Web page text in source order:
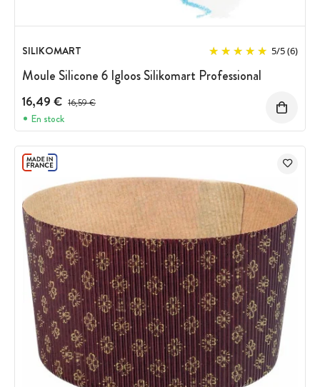
SILIKOMART 5/5(6)
Moule Silicone 6 Igloos Silikomart Professional
16,49 € Prix avant réduction :
16,59 €
En stock